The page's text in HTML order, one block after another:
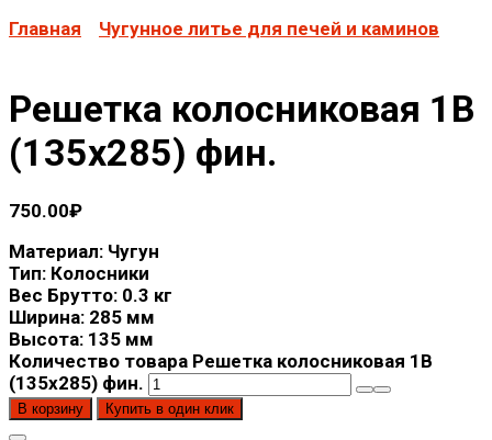
Главная Чугунное литье для печей и каминов
Решетка колосниковая 1В
(135х285) фин.
750.00₽
Материал: Чугун
Тип: Колосники
Вес Брутто: 0.3 кг
Ширина: 285 мм
Высота: 135 мм
Количество товара Решетка колосниковая 1В
(135х285) фин.
В корзину Купить в один клик